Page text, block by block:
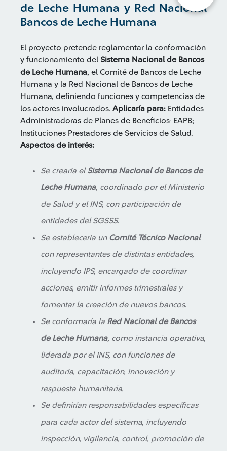
de Leche Humana y Red Nacional
Bancos de Leche Humana
El proyecto pretende reglamentar la conformación
y funcionamiento del Sistema Nacional de Bancos
de Leche Humana, el Comité de Bancos de Leche
Humana y la Red Nacional de Bancos de Leche
Humana, definiendo funciones y competencias de
los actores involucrados. Aplicaría para: Entidades
Administradoras de Planes de Beneficios- EAPB;
Instituciones Prestadores de Servicios de Salud.
Aspectos de interés:
Se crearía elSistema Nacional de Bancos de
Leche Humana, coordinado por el Ministerio
de Salud y el INS, con participación de
entidades del SGSSS.
Se establecería un Comité Técnico Nacional
con representantes de distintas entidades,
incluyendo IPS, encargado de coordinar
acciones, emitir informes trimestrales y
fomentar la creación de nuevos bancos.
Se conformaría la Red Nacional de Bancos
de Leche Humana, como instancia operativa,
liderada por el INS, con funciones de
auditoría, capacitación, innovación y
respuesta humanitaria.
Se definirían responsabilidades específicas
para cada actor del sistema, incluyendo
inspección, vigilancia, control, promoción de